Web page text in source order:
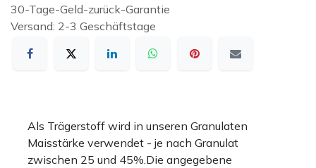
30-Tage-Geld-zurück-Garantie
Versand: 2-3 Geschäftstage
Als Trägerstoff wird in unseren Granulaten
Maisstärke verwendet - je nach Granulat
zwischen 25 und 45%.Die angegebene